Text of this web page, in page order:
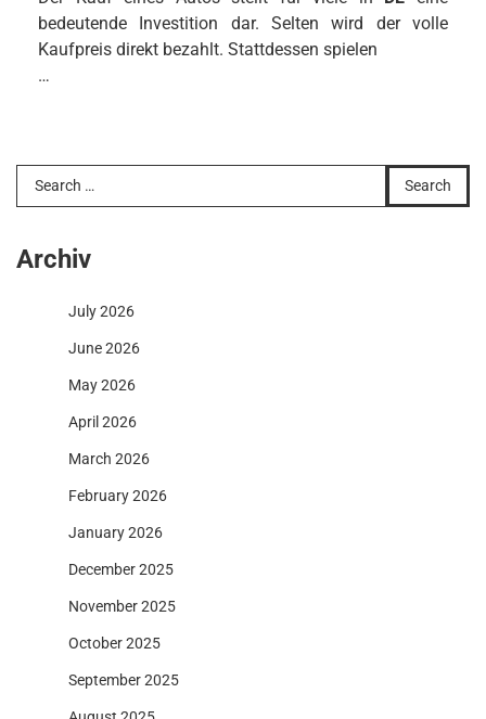
bedeutende Investition dar. Selten wird der volle
Kaufpreis direkt bezahlt. Stattdessen spielen
…
Search
for:
Archiv
July 2026
June 2026
May 2026
April 2026
March 2026
February 2026
January 2026
December 2025
November 2025
October 2025
September 2025